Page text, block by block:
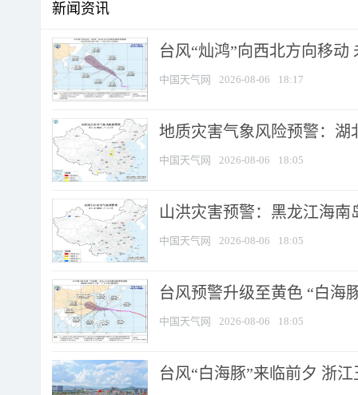
新闻资讯
台风“灿鸿”向西北方向移动
中国天气网 2026-08-06 18:17
地质灾害气象风险预警：湖
中国天气网 2026-08-06 18:05
山洪灾害预警：黑龙江海
中国天气网 2026-08-06 18:05
台风预警升级至黄色 “白海
中国天气网 2026-08-06 18:05
台风“白海豚”来临前夕 浙